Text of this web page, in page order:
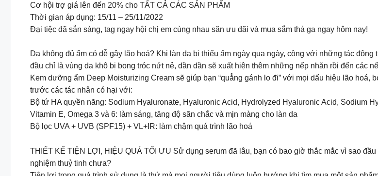
Cơ hội trợ giá lên đến 20% cho TẤT CẢ CÁC SẢN PHẨM
Thời gian áp dụng: 15/11 – 25/11/2022
Đại tiệc đã sẵn sàng, tag ngay hội chị em cùng nhau săn ưu đãi và mua sắm thả ga ngay hôm nay!
Da không đủ ẩm có dễ gây lão hoá? Khi làn da bị thiếu ẩm ngày qua ngày, cộng với những tác
đầu chỉ là vùng da khô bị bong tróc nứt nẻ, dần dần sẽ xuất hiện thêm những nếp nhăn rồi đến các
Kem dưỡng ẩm Deep Moisturizing Cream sẽ giúp bạn “quẳng gánh lo đi” với mọi dấu hiệu lão
trước các tác nhân có hại với:
Bộ tứ HA quyền năng: Sodium Hyaluronate, Hyaluronic Acid, Hydrolyzed Hyaluronic Acid, Sodium
Vitamin E, Omega 3 và 6: làm sáng, tăng độ săn chắc và mịn màng cho làn da
Bộ lọc UVA + UVB (SPF15) + VL+IR: làm chậm quá trình lão hoá
THIẾT KẾ TIỆN LỢI, HIỆU QUẢ TỐI ƯU Sử dụng serum đã lâu, bạn có bao giờ thắc mắc vì sao
nghiệm thuỷ tinh chưa?